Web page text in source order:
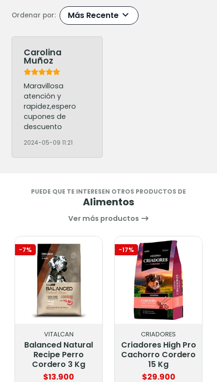
Ordenar por: Más Recente
Carolina
Muñoz
Maravillosa
atención y
rapidez,espero
cupones de
descuento
2024-05-09 11:21
PUEDE QUE TE INTERESEN OTROS PRODUCTOS DE
Alimentos
Ver más productos
-7%
VITALCAN
Balanced Natural
Recipe Perro
Cordero 3 Kg
$13.900
-17%
CRIADORES
Criadores High Pro
Cachorro Cordero
15 Kg
$29.900